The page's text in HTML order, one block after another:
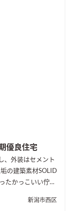
優良住宅
、外装はセメント
の建築素材SOLID
たかっこいい佇ま
せました。内装
新潟市西区